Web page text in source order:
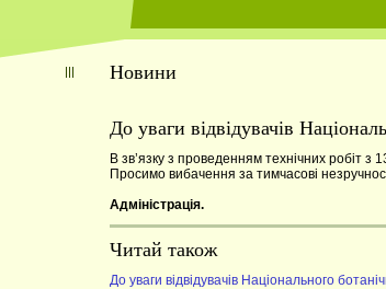
Новини
До уваги відвідувачів
В зв’язку з проведенням технічних робіт
Просимо вибачення за тимчасові
Адміністрація.
Читай також
До уваги відвідувачів Національного